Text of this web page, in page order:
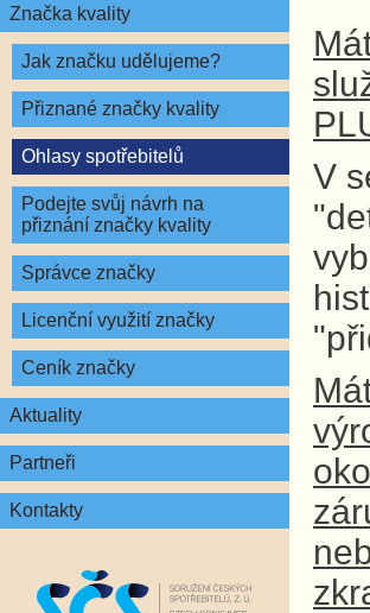
Značka kvality
Jak značku udělujeme?
Přiznané značky kvality
Ohlasy spotřebitelů
Podejte svůj návrh na
přiznání značky kvality
Správce značky
Licenční využití značky
Ceník značky
Aktuality
Partneři
Kontakty
V